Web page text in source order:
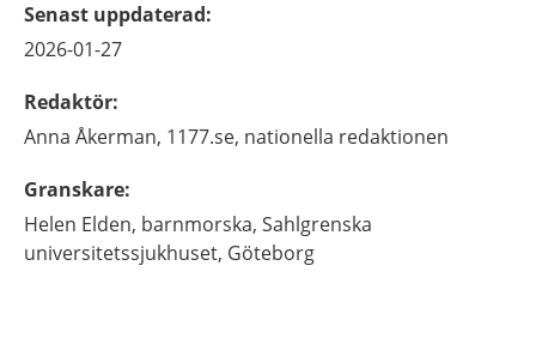
Senast uppdaterad:
2026-01-27
Redaktör:
Anna Åkerman, 1177.se, nationella redaktionen
Granskare:
Helen Elden, barnmorska, Sahlgrenska
universitetssjukhuset, Göteborg